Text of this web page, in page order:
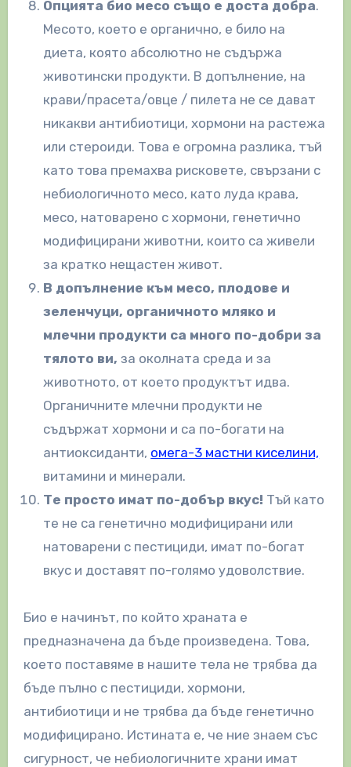
Опцията био месо също е доста добра.
Месото, което е органично, е било на
диета, която абсолютно не съдържа
животински продукти. В допълнение, на
крави/прасета/овце / пилета не се дават
никакви антибиотици, хормони на растежа
или стероиди. Това е огромна разлика, тъй
като това премахва рисковете, свързани с
небиологичното месо, като луда крава,
месо, натоварено с хормони, генетично
модифицирани животни, които са живели
за кратко нещастен живот.
В допълнение към месо, плодове и
зеленчуци, органичното мляко и
млечни продукти са много по-добри за
тялото ви, за околната среда и за
животното, от което продуктът идва.
Органичните млечни продукти не
съдържат хормони и са по-богати на
антиоксиданти, омега-3 мастни киселини,
витамини и минерали.
Те просто имат по-добър вкус! Тъй като
те не са генетично модифицирани или
натоварени с пестициди, имат по-богат
вкус и доставят по-голямо удоволствие.
Био е начинът, по който храната е
предназначена да бъде произведена. Това,
което поставяме в нашите тела не трябва да
бъде пълно с пестициди, хормони,
антибиотици и не трябва да бъде генетично
модифицирано. Истината е, че ние знаем със
сигурност, че небиологичните храни имат